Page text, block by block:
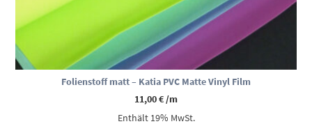
Folienstoff matt – Katia PVC Matte Vinyl Film
11,00€/m
Enthält 19% MwSt.